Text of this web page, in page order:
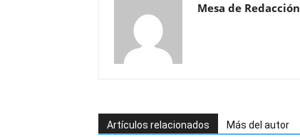
Mesa de Redacción
Artículos relacionados Más del autor